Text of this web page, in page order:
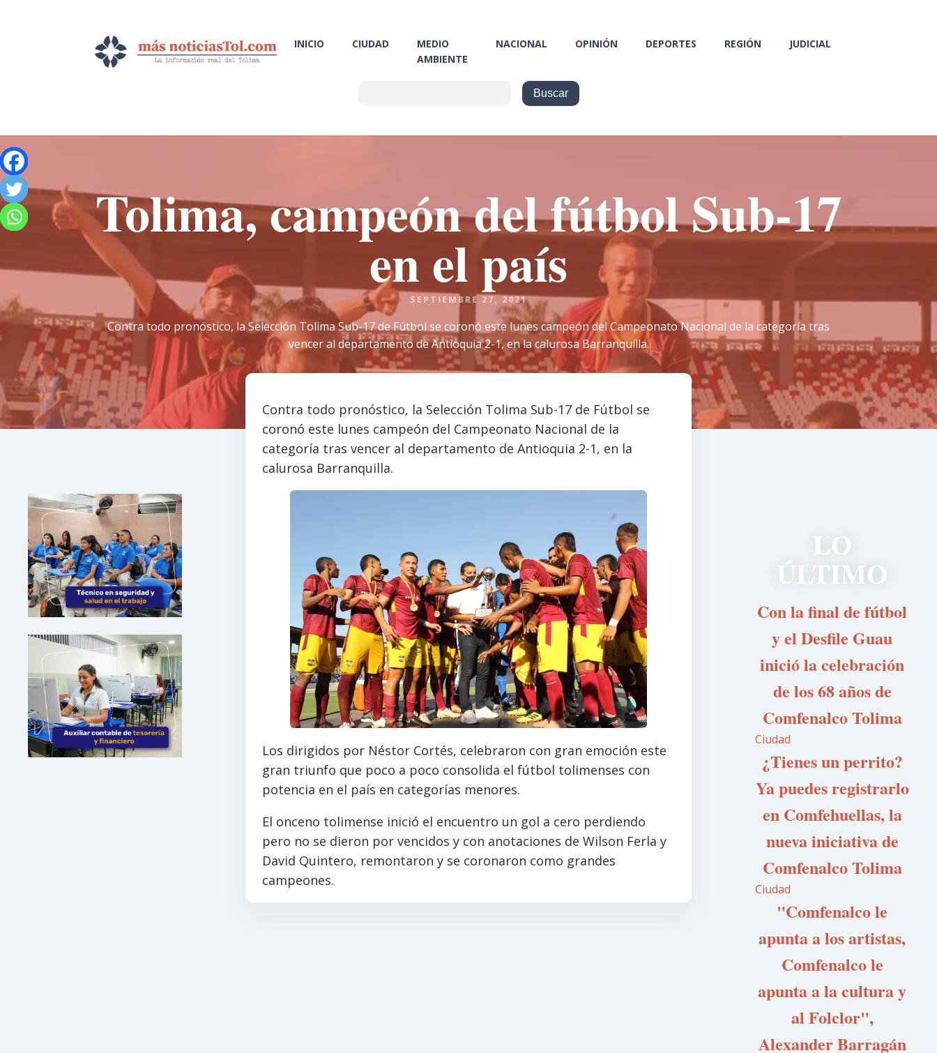
INICIO CIUDAD
MEDIO
AMBIENTE
NACIONAL OPINIÓN DEPORTES REGIÓN JUDICIAL
Tolima, campeón del fútbol Sub-17
en el país
SEPTIEMBRE 27, 2021
Contra todo pronóstico, la Selección Tolima Sub-17 de Fútbol se coronó este lunes campeón del Campeonato Nacional de la categoría tras
vencer al departamento de Antioquia 2-1, en la calurosa Barranquilla.
Contra todo pronóstico, la Selección Tolima Sub-17 de Fútbol se
coronó este lunes campeón del Campeonato Nacional de la
categoría tras vencer al departamento de Antioquia 2-1, en la
calurosa Barranquilla.
Los dirigidos por Néstor Cortés, celebraron con gran emoción este
gran triunfo que poco a poco consolida el fútbol tolimenses con
potencia en el país en categorías menores.
El onceno tolimense inició el encuentro un gol a cero perdiendo
pero no se dieron por vencidos y con anotaciones de Wilson Ferla y
David Quintero, remontaron y se coronaron como grandes
campeones.
LO
ÚLTIMO
Con la final de fútbol
y el Desfile Guau
inició la celebración
de los 68 años de
Comfenalco Tolima
Ciudad
¿Tienes un perrito?
Ya puedes registrarlo
en Comfehuellas, la
nueva iniciativa de
Comfenalco Tolima
Ciudad
"Comfenalco le
apunta a los artistas,
Comfenalco le
apunta a la cultura y
al Folclor",
Alexander Barragán